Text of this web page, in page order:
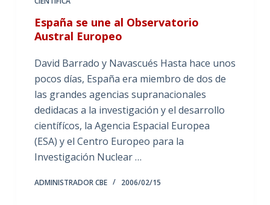
España se une al Observatorio
Austral Europeo
David Barrado y Navascués Hasta hace unos
pocos días, España era miembro de dos de
las grandes agencias supranacionales
dedidacas a la investigación y el desarrollo
científícos, la Agencia Espacial Europea
(ESA) y el Centro Europeo para la
Investigación Nuclear …
ADMINISTRADOR CBE 2006/02/15